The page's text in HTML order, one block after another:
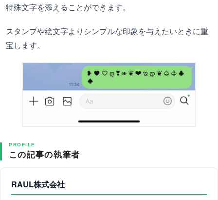
特殊文字を添えることができます。
スタンプや絵文字よりシンプルな印象を与えたいときに重
宝します。
PROFILE
この記事の執筆者
RAUL株式会社